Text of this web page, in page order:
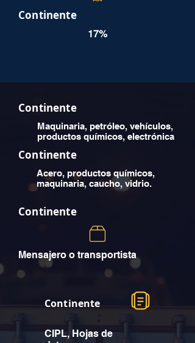
Continente
17%
Continente
Maquinaria, petróleo, vehículos,
productos químicos, electrónica
Continente
Acero, productos químicos,
maquinaria, caucho, vidrio.
Continente
Mensajero o transportista
Continente
CIPL, Hojas de